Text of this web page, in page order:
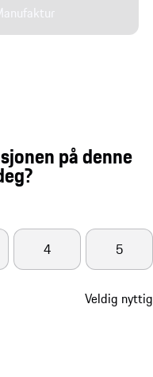
på denne
4 5
Veldig nyttig